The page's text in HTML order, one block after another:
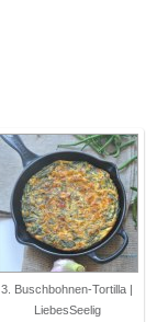
3. Buschbohnen-Tortilla |
LiebesSeelig